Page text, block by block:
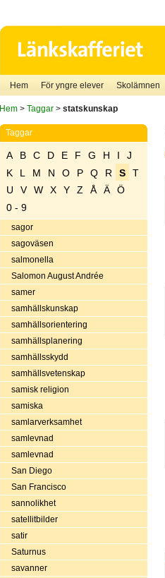
Hem För yngre elever Skolämnen
Hem> Taggar> statskunskap
Taggar
A B C D E F G H I
J
K
L M N O P Q R S
T
U
V W X Y Z Å Ä
Ö
0 - 9
sagor
sagoväsen
salmonella
Salomon August Andrée
samer
samhällskunskap
samhällsorientering
samhällsplanering
samhällsskydd
samhällsvetenskap
samisk religion
samiska
samlarverksamhet
samlevnad
samlevnad
San Diego
San Francisco
sannolikhet
satellitbilder
satir
Saturnus
savanner